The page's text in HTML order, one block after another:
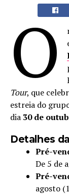
O
Tour, que
estreia do
dia 30 de
Detalhes
Pré-
De 5 de
Pré-
agosto